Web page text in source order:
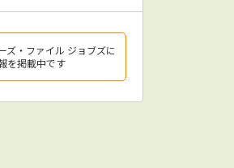
ズ・ファイル ジョブズに
を掲載中です